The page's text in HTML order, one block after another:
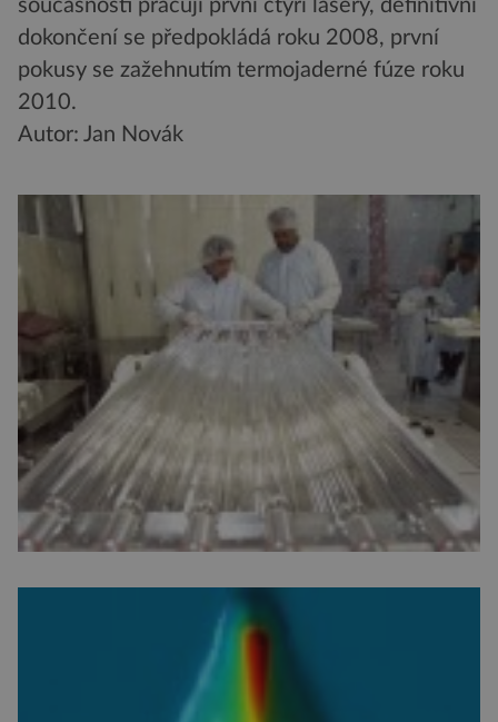
současnosti pracují první čtyři lasery, definitivní
dokončení se předpokládá roku 2008, první
pokusy se zažehnutím termojaderné fúze roku
2010.
Autor: Jan Novák